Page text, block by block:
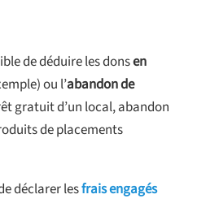
de déduire les donsen
ou l’abandon de
gratuit d’un local, abandon
de placements
déclarer lesfrais engagés